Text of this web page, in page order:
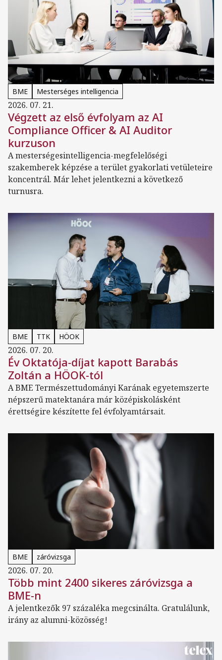
BME Mesterséges intelligencia
2026. 07. 21.
Végzett az első évfolyam az AI
Compliance Officer & AI Auditor
kurzuson
A mesterségesintelligencia-megfelelőségi
szakemberek képzése a terület gyakorlati vetületeire
koncentrál. Már lehet jelentkezni a következő
turnusra.
BME TTK HÖOK
2026. 07. 20.
Év Oktatója-díjat kapott Barabás
Zoltán a HÖOK-tól
A BME Természettudományi Karának egyetemszerte
népszerű matektanára már középiskolásként
érettségire készítette fel évfolyamtársait.
BME záróvizsga
2026. 07. 20.
Több mint 2400 sikeres záróvizsga a
BME-n
A jelentkezők 97 százaléka megcsinálta. Gratulálunk,
irány az alumni-közösség!